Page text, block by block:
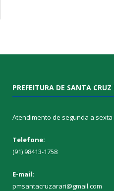
PREFEITURA DE SANTA
Atendimento de segunda a sexta
Telefone:
(91) 98413-1758
E-mail:
pmsantacruzarari@gmail.com